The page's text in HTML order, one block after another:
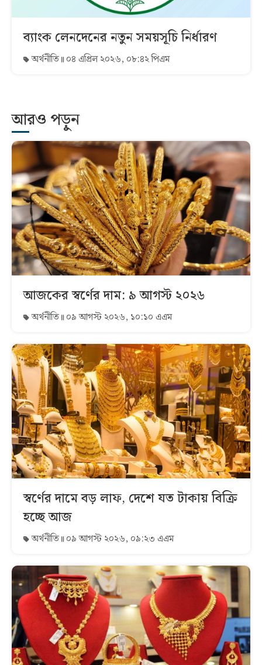
ব্যাংক লেনদেনের নতুন সময়সূচি নির্ধারণ
অর্থনীতি ০৪ এপ্রিল ২০২৬, ০৮:৪২ পিএম
আরও পড়ুন
আজকের স্বর্ণের দাম: ৯ আগস্ট ২০২৬
অর্থনীতি ০৯ আগস্ট ২০২৬, ১০:১০ এএম
স্বর্ণের দামে বড় লাফ, দেশে যত টাকায় বিক্রি
হচ্ছে আজ
অর্থনীতি ০৯ আগস্ট ২০২৬, ০৯:২৩ এএম